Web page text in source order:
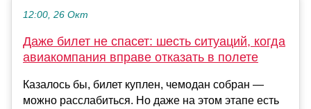
12:00, 26 Окт
Даже билет не спасет: шесть ситуаций, когда
авиакомпания вправе отказать в полете
Казалось бы, билет куплен, чемодан собран —
можно расслабиться. Но даже на этом этапе есть